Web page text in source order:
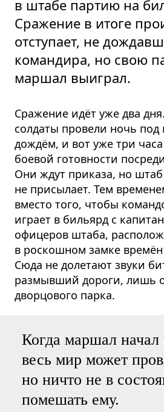
в штабе партию на
Сражение в итоге
отступает, не
командира, но свою
маршал выиграл.
Сражение идёт уже два
солдаты провели ночь
дождём, и вот уже три
боевой готовности
Они ждут приказа, но штаб
не присылает. Тем
вместо того, чтобы
играет в бильярд с
офицеров штаба,
в роскошном замке
Сюда не долетают звуки
размывший дороги, лишь
дворцового парка.
Когда маршал
весь мир может
но ничто не в
помешать ему.